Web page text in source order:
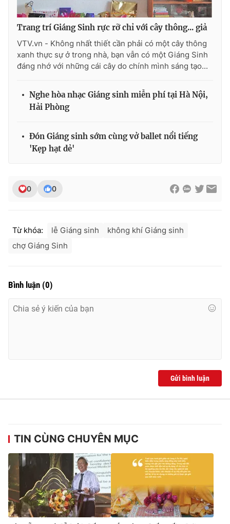
Ðiện thoại Thời báo VTV:
024.66 897 897
Email:toasoan@vtv.vn
Liên hệ quảng cáo:024-7300.7108
® Cấm sao chép dưới mọi hình thức nếu không có sự chấp
thuận bằng văn bản. Ghi rõ nguồn VTV.vn khi phát hành lại
Trang trí Giáng Sinh rực rỡ chỉ với cây thông... giả
VTV.vn - Không nhất thiết cần phải có một cây thông
xanh thực sự ở trong nhà, bạn vẫn có một Giáng Sinh
đáng nhớ với những cái cây do chính mình sáng tạo...
Nghe hòa nhạc Giáng sinh miễn phí tại Hà Nội,
Hải Phòng
Đón Giáng sinh sớm cùng vở ballet nổi tiếng
'Kẹp hạt dẻ'
0 0
Từ khóa: lễ Giáng sinh
không khí Giáng sinh
chợ Giáng Sinh
Bình luận (0)
Gửi bình luận
TIN CÙNG CHUYÊN MỤC